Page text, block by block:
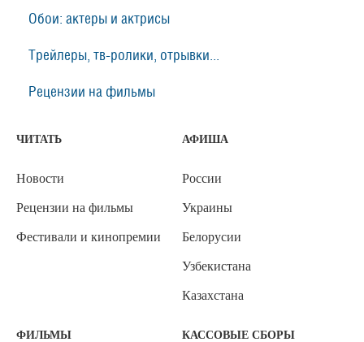
Обои: актеры и актрисы
Трейлеры, тв-ролики, отрывки...
Рецензии на фильмы
ЧИТАТЬ
Новости
Рецензии на фильмы
Фестивали и кинопремии
АФИША
России
Украины
Белорусии
Узбекистана
Казахстана
ФИЛЬМЫ КАССОВЫЕ СБОРЫ